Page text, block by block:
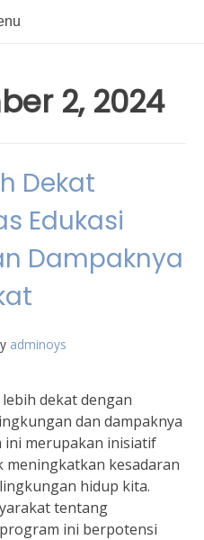
2, 2024
Dekat
Edukasi
Dampaknya
adminoys
dekat dengan
dan dampaknya
ini merupakan inisiatif
kesadaran
hidup kita.
tentang
ini berpotensi